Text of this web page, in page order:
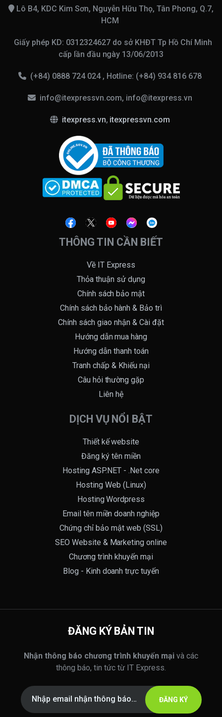
Lô B4, KDC Kim Sơn, Nguyễn Hữu Thọ, Tân Phong, Q.7,
HCM
Giấy phép KD: 0312324627 do sở KHĐT Tp Hồ Chí Minh
cấp lần đầu ngày 13/06/2013
(+84) 0888 724 024 , Hotline: (+84) 934 816 678
info@itexpressvn.com, info@itexpress.vn
itexpress.vn, itexpressvn.com
THÔNG TIN CẦN BIẾT
Về IT Express
Thỏa thuận sử dụng
Chính sách bảo mật
Chính sách bảo hành & Bảo trì
Chính sách giao nhận & Cài đặt
Hướng dẫn mua hàng
Hướng dẫn thanh toán
Tranh chấp & Khiếu nại
Câu hỏi thường gặp
Liên hệ
DỊCH VỤ NỔI BẬT
Thiết kế website
Đăng ký tên miền
Hosting ASP.NET - .Net core
Hosting Web (Linux)
Hosting Wordpress
Email tên miền doanh nghiệp
Chứng chỉ bảo mật web (SSL)
SEO Website & Marketing online
Chương trình khuyến mại
Blog - Kinh doanh trực tuyến
ĐĂNG KÝ BẢN TIN
Nhận thông báo chương trình khuyến mại và các
thông báo, tin tức từ IT Express.
ĐĂNG KÝ